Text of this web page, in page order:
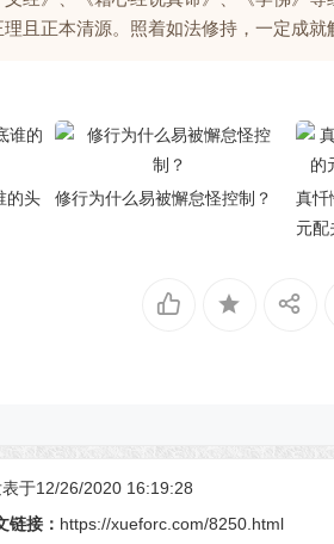
且正本清源。照着如法修持，一定成就
的头
修行为什么易被懈怠怪控制？
真忏
元配
于12/26/2020 16:19:28
链接： https://xueforc.com/8250.html